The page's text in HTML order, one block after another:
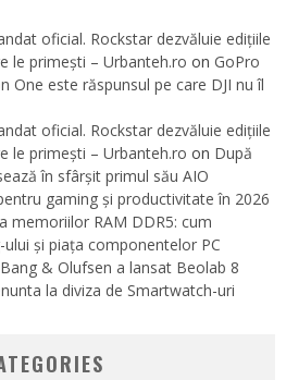
oficial. Rockstar dezvăluie edițiile
le primești – Urbanteh.ro on GoPro
One este răspunsul pe care DJI nu îl
oficial. Rockstar dezvăluie edițiile
le primești – Urbanteh.ro on După
în sfârșit primul său AIO
gaming și productivitate în 2026
memoriilor RAM DDR5: cum
și piața componentelor PC
Bang & Olufsen a lansat Beolab 8
la diviza de Smartwatch-uri